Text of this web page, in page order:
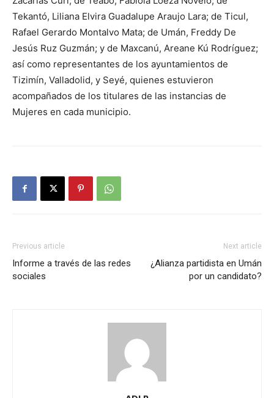
Tekantó, Liliana Elvira Guadalupe Araujo Lara; de Ticul,
Rafael Gerardo Montalvo Mata; de Umán, Freddy De
Jesús Ruz Guzmán; y de Maxcanú, Areane Kú Rodríguez;
así como representantes de los ayuntamientos de
Tizimín, Valladolid, y Seyé, quienes estuvieron
acompañados de los titulares de las instancias de
Mujeres en cada municipio.
Previous article
Informe a través de las redes
sociales
Next article
¿Alianza partidista en Umán
por un candidato?